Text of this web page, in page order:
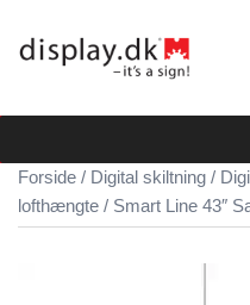
Forside / Digital skiltning /
lofthængte / Smart Line 43″